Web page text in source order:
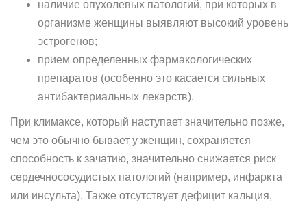
наличие опухолевых патологий, при которых в
организме женщины выявляют высокий уровень
эстрогенов;
прием определенных фармакологических
препаратов (особенно это касается сильных
антибактериальных лекарств).
При климаксе, который наступает значительно позже,
чем это обычно бывает у женщин, сохраняется
способность к зачатию, значительно снижается риск
сердечнососудистых патологий (например, инфаркта
или инсульта). Также отсутствует дефицит кальция,